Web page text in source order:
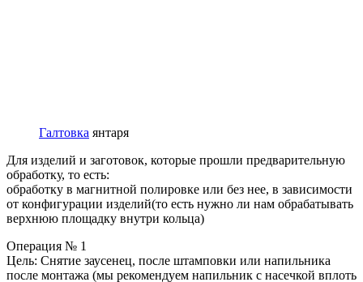
Галтовка янтаря
Для изделий и заготовок, которые прошли предварительную
обработку, то есть:
обработку в магнитной полировке или без нее, в зависимости
от конфигурации изделий(то есть нужно ли нам обрабатывать
верхнюю площадку внутри кольца)
Операция № 1
Цель: Снятие заусенец, после штамповки или напильника
после монтажа (мы рекомендуем напильник с насечкой вплоть